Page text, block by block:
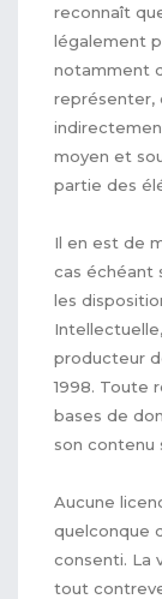
reconnaît
légalement
notamment
représenter,
moyen et
partie des
Il en est de
cas échéant
les
producteur
1998. Toute
bases de
son contenu
Aucune
quelconque
consenti. La
tout